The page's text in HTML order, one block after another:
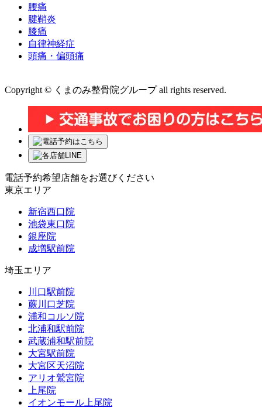
腰痛
腱鞘炎
膝痛
自律神経症
頭痛・偏頭痛
Copyright © くまのみ整骨院グループ all rights reserved.
電話予約希望店舗をお選びください
東京エリア
新宿西口院
池袋東口院
銀座院
成増駅前院
埼玉エリア
川口駅前院
蕨川口芝院
浦和コルソ院
北浦和駅前院
武蔵浦和駅前院
大宮駅前院
大宮区天沼院
アリオ鷲宮院
上尾院
イオンモール上尾院